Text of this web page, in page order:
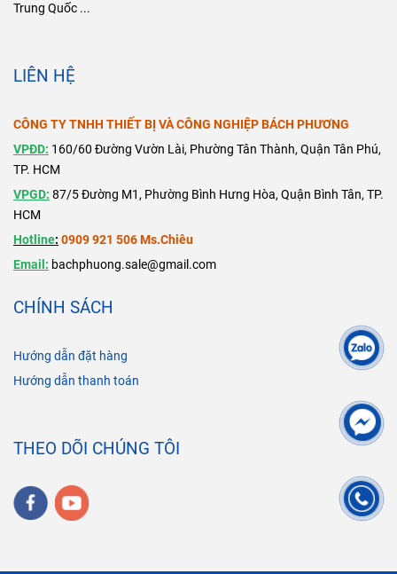
Trung Quốc ...
LIÊN HỆ
CÔNG TY TNHH THIẾT BỊ VÀ CÔNG NGHIỆP BÁCH PHƯƠNG
VPĐD: 160/60 Đường Vườn Lài, Phường Tân Thành, Quận Tân Phú,
TP. HCM
VPGD: 87/5 Đường M1, Phường Bình Hưng Hòa, Quận Bình Tân, TP.
HCM
Hotline: 0909 921 506 Ms.Chiêu
Email: bachphuong.sale@gmail.com
CHÍNH SÁCH
Hướng dẫn đặt hàng
Hướng dẫn thanh toán
THEO DÕI CHÚNG TÔI